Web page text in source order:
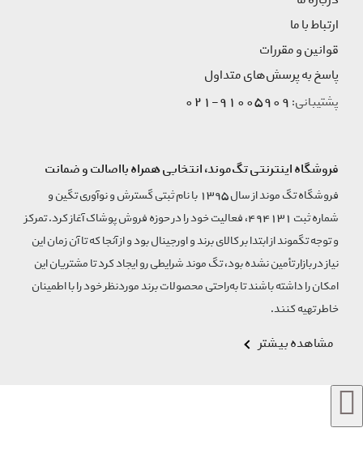
ارتباط با ما
قوانین و مقررات
پاسخ به پرسش‌های متداول
پشتیبانی:91005909-021
فروشگاه اینترنتی تگ‌موند، انتخابی همراه بااصالت و ضمانت
فروشگاه تگ موند از سال 1395 با نام ثبتی گسترش و نوآوری تگین و
شماره ثبت 494131، فعالیت خود را در حوزه فروش پوشاک آغاز کرد. تمرکز
و توجه تگموند از ابتدا بر کالای برند و اورجینال بود و از آنجا که تا آن زمان این
نیاز در بازار تأمین نشده بود، تگ موند شرایطی رو ایجاد کرد تا مشتریان این
امکان را داشته باشند تا به‌راحتی محصولات برند مورد‌نظر خود را با اطمینان
خاطر تهیه کنند.
مشاهده بیشتر